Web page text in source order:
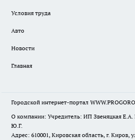
Условия труда
Авто
Новости
Главная
Городской интернет-портал
О компании: Учредитель: ИП Звеняцкая Е.А.
Ю.Г.
Адрес: 610001, Кировская область, г. Киров,